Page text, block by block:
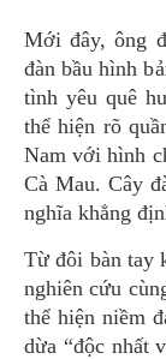
Mới đây, ông
đàn bầu hình
tình yêu quê
thể hiện rõ
Nam với hình
Cà Mau. Cây
nghĩa khẳng
Từ đôi bàn tay
nghiên cứu
thể hiện niềm
dừa “độc nhất